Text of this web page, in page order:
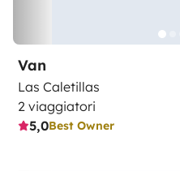
Van
Las Caletillas
2 viaggiatori
5,0Best Owner